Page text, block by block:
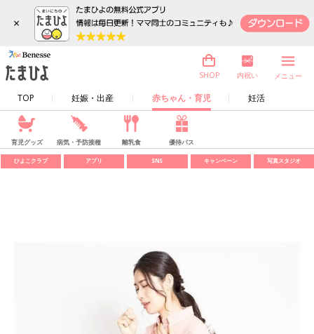
×
TOP 妊娠・出産 赤ちゃん・育児 妊活
SHOP 内祝い メニュー
育児グッズ 病気・予防接種 離乳食 優待パス
ひよこクラブ アプリ SNS キャンペーン 写真スタジオ